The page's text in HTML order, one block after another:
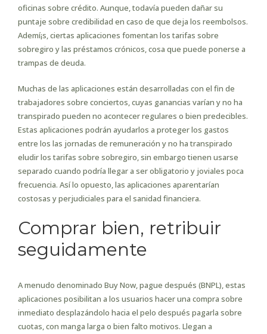
oficinas sobre crédito. Aunque, todavía pueden dañar su
puntaje sobre credibilidad en caso de que deja los reembolsos.
Ademí¡s, ciertas aplicaciones fomentan los tarifas sobre
sobregiro y las préstamos crónicos, cosa que puede ponerse a
trampas de deuda.
Muchas de las aplicaciones están desarrolladas con el fin de
trabajadores sobre conciertos, cuyas ganancias varían y no ha
transpirado pueden no acontecer regulares o bien predecibles.
Estas aplicaciones podrán ayudarlos a proteger los gastos
entre los las jornadas de remuneración y no ha transpirado
eludir los tarifas sobre sobregiro, sin embargo tienen usarse
separado cuando podrí­a llegar a ser obligatorio y joviales poca
frecuencia. Así­ lo opuesto, las aplicaciones aparentarían
costosas y perjudiciales para el sanidad financiera.
Comprar bien, retribuir
seguidamente
A menudo denominado Buy Now, pague después (BNPL), estas
aplicaciones posibilitan a los usuarios hacer una compra sobre
inmediato desplazándolo hacia el pelo después pagarla sobre
cuotas, con manga larga o bien falto motivos. Llegan a